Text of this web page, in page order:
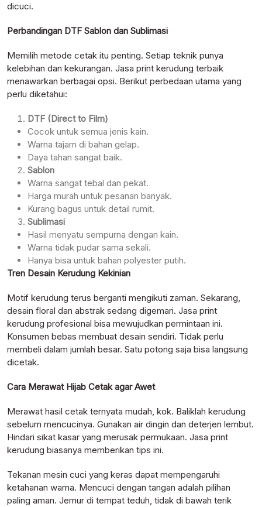
dicuci.
Perbandingan DTF Sablon dan Sublimasi
Memilih metode cetak itu penting. Setiap teknik punya
kelebihan dan kekurangan. Jasa print kerudung terbaik
menawarkan berbagai opsi. Berikut perbedaan utama yang
perlu diketahui:
DTF (Direct to Film)
Cocok untuk semua jenis kain.
Warna tajam di bahan gelap.
Daya tahan sangat baik.
Sablon
Warna sangat tebal dan pekat.
Harga murah untuk pesanan banyak.
Kurang bagus untuk detail rumit.
Sublimasi
Hasil menyatu sempurna dengan kain.
Warna tidak pudar sama sekali.
Hanya bisa untuk bahan polyester putih.
Tren Desain Kerudung Kekinian
Motif kerudung terus berganti mengikuti zaman. Sekarang,
desain floral dan abstrak sedang digemari. Jasa print
kerudung profesional bisa mewujudkan permintaan ini.
Konsumen bebas membuat desain sendiri. Tidak perlu
membeli dalam jumlah besar. Satu potong saja bisa langsung
dicetak.
Cara Merawat Hijab Cetak agar Awet
Merawat hasil cetak ternyata mudah, kok. Baliklah kerudung
sebelum mencucinya. Gunakan air dingin dan deterjen lembut.
Hindari sikat kasar yang merusak permukaan. Jasa print
kerudung biasanya memberikan tips ini.
Tekanan mesin cuci yang keras dapat mempengaruhi
ketahanan warna. Mencuci dengan tangan adalah pilihan
paling aman. Jemur di tempat teduh, tidak di bawah terik